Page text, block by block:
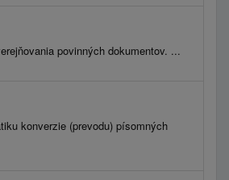
povinných dokumentov. ...
konverzie (prevodu) písomných